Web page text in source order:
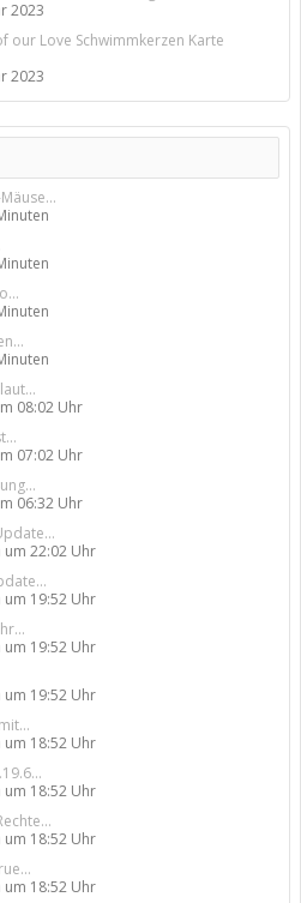
2023
our Love Schwimmkerzen Karte
2023
08:02 Uhr
07:02 Uhr
06:32 Uhr
um 22:02 Uhr
um 19:52 Uhr
um 19:52 Uhr
um 19:52 Uhr
um 18:52 Uhr
um 18:52 Uhr
um 18:52 Uhr
um 18:52 Uhr